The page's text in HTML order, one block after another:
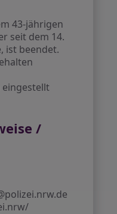
43-jährigen
seit dem 14.
ist beendet.
eingestellt
/